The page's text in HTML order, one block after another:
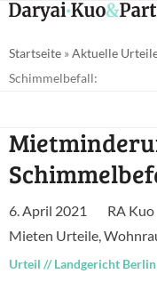
Skip
content
Open
menu
Close
menu
Startseite »Aktuelle
Schimmelbefall:
6. April 2021
RA Kuo
Mieten Urteile,
Urteil //Landgericht Berlin